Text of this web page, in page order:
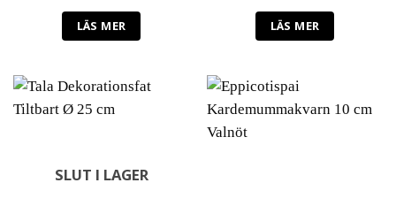
LÄS MER LÄS MER
SLUT I LAGER